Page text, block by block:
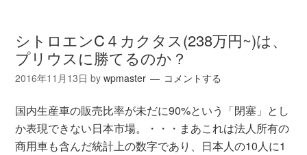
シトロエンC４カクタス(238万円~)は、
プリウスに勝てるのか？
2016年11月13日 bywpmaster コメントする
国内生産車の販売比率が未だに90%という「閉塞」とし
か表現できない日本市場。・・・まあこれは法人所有の
商用車も含んだ統計上の数字であり、日本人の10人に1